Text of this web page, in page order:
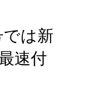
は新
速付